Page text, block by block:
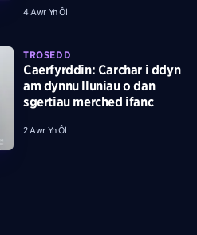
4 Awr Yn Ôl
TROSEDD
Caerfyrddin: Carchar i ddyn
am dynnu lluniau o dan
sgertiau merched ifanc
2 Awr Yn Ôl